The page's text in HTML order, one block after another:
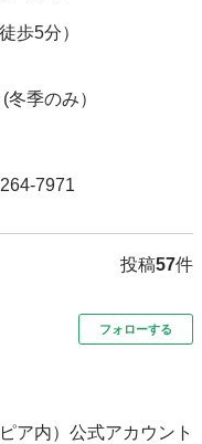
歩5分）
季のみ）
投稿57件
フォローする
ア内）公式アカウント